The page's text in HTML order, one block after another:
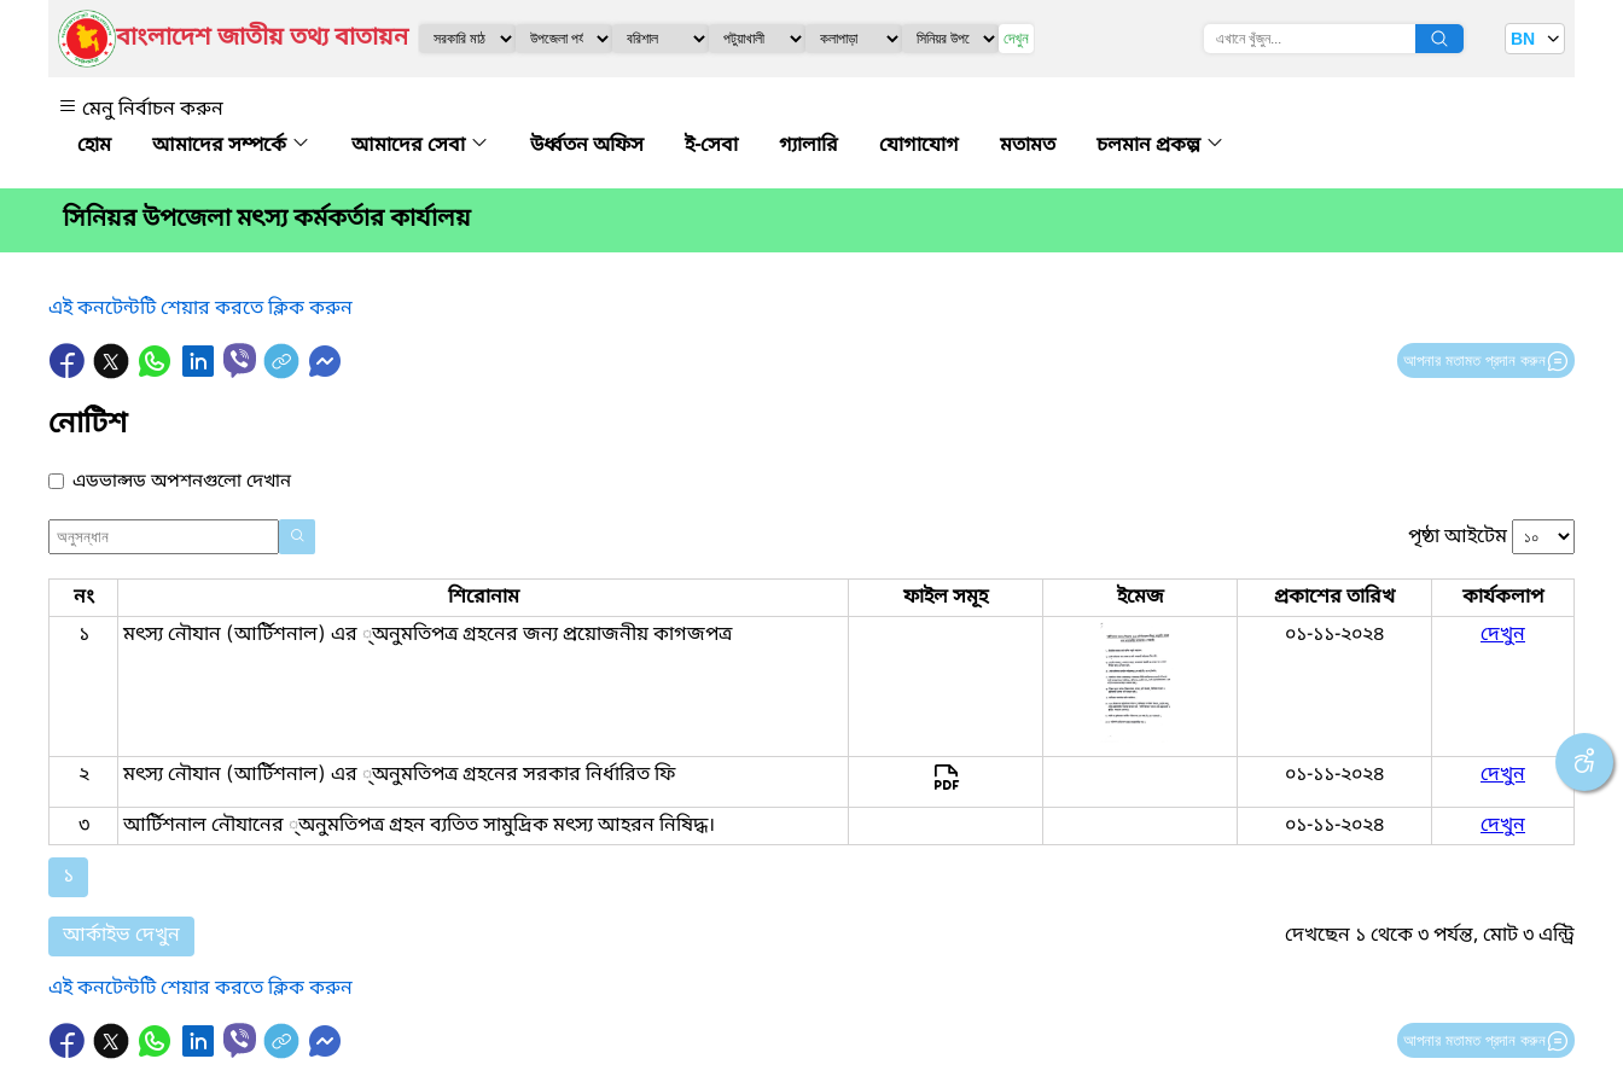
বাংলাদেশ জাতীয় তথ্য বাতায়ন দেখুন BN
মেনু নির্বাচন করুন
আমাদের সম্পর্কে
আমাদের সেবা উর্ধ্বতন অফিস ই-সেবা গ্যালারি যোগাযোগ মতামত চলমান প্রকল্প
সিনিয়র উপজেলা মৎস্য কর্মকর্তার কার্যালয়
এই কনটেন্টটি শেয়ার করতে ক্লিক করুন
আপনার মতামত প্রদান করুন
নোটিশ
এডভান্সড অপশনগুলো দেখান
পৃষ্ঠা আইটেম
নং শিরোনাম ফাইল সমূহ ইমেজ প্রকাশের তারিখ
কার্যকলাপ
১
মৎস্য নৌযান (আর্টিশনাল) এর ্অনুমতিপত্র গ্রহনের জন্য প্রয়োজনীয় কাগজপত্র ০১-১১-২০২৪ দেখুন
২ মৎস্য নৌযান (আর্টিশনাল) এর ্অনুমতিপত্র গ্রহনের সরকার নির্ধারিত ফি ০১-১১-২০২৪
দেখুন
৩
আর্টিশনাল নৌযানের ্অনুমতিপত্র গ্রহন ব্যতিত সামুদ্রিক মৎস্য আহরন নিষিদ্ধ। ০১-১১-২০২৪
দেখুন
১
আর্কাইভ দেখুন
দেখছেন ১ থেকে ৩ পর্যন্ত, মোট ৩ এন্ট্রি
এই কনটেন্টটি শেয়ার করতে ক্লিক করুন
আপনার মতামত প্রদান করুন